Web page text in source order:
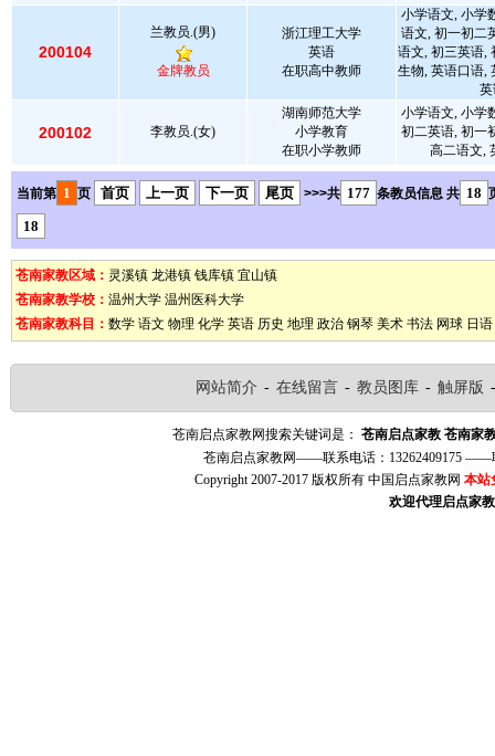
200104
兰教员.(男)
金牌教员
浙江理工大学
英语
在职高中教师
小学语文, 小学
语文, 初一初二
语文, 初三英语,
生物, 英语口语,
英
200102 李教员.(女)
湖南师范大学
小学教育
在职小学教师
小学语文, 小学
初二英语, 初一
高二语文,
当前第 1 页 首页 上一页 下一页 尾页 >>>共 177 条教员信息 共 18
18
苍南家教区域： 灵溪镇 龙港镇 钱库镇 宜山镇
苍南家教学校： 温州大学 温州医科大学
苍南家教科目： 数学 语文 物理 化学 英语 历史 地理 政治 钢琴 美术 书法 网球 日语
网站简介 - 在线留言 - 教员图库 - 触屏版
苍南启点家教网搜索关键词是： 苍南启点家教 苍南家
苍南启点家教网——联系电话：13262409175
Copyright 2007-2017 版权所有 中国启点家教网 本站
欢迎代理启点家